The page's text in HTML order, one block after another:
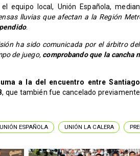
equipo local, Unión Española,
lluvias que afectan a la Región
.
ha sido comunicada por el árbitro
de juego, comprobando que la cancha
a la del encuentro entre
, que también fue cancelado
UNIÓN ESPAÑOLA UNIÓN LA CALERA